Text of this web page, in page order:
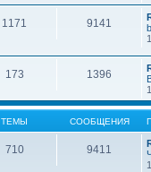
1171 9141
173 1396
ТЕМЫ СООБЩЕНИЯ
710 9411